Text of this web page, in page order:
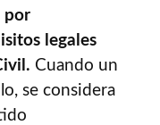
por
legales
Cuando un
se considera